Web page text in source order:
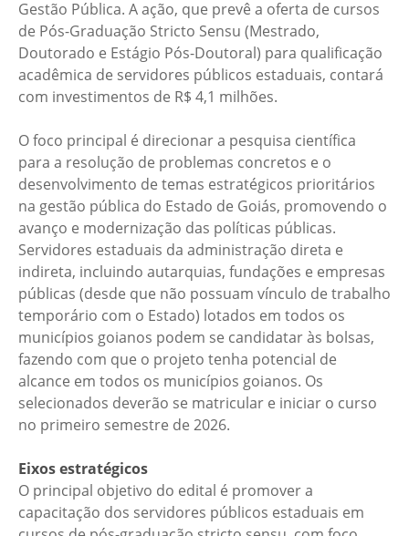
Gestão Pública. A ação, que prevê a oferta de cursos
de Pós-Graduação Stricto Sensu (Mestrado,
Doutorado e Estágio Pós-Doutoral) para qualificação
acadêmica de servidores públicos estaduais, contará
com investimentos de R$ 4,1 milhões.
O foco principal é direcionar a pesquisa científica
para a resolução de problemas concretos e o
desenvolvimento de temas estratégicos prioritários
na gestão pública do Estado de Goiás, promovendo o
avanço e modernização das políticas públicas.
Servidores estaduais da administração direta e
indireta, incluindo autarquias, fundações e empresas
públicas (desde que não possuam vínculo de trabalho
temporário com o Estado) lotados em todos os
municípios goianos podem se candidatar às bolsas,
fazendo com que o projeto tenha potencial de
alcance em todos os municípios goianos. Os
selecionados deverão se matricular e iniciar o curso
no primeiro semestre de 2026.
Eixos estratégicos
O principal objetivo do edital é promover a
capacitação dos servidores públicos estaduais em